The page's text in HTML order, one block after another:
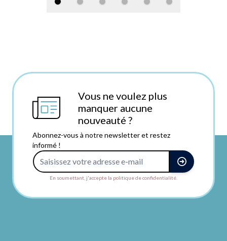
Vous ne voulez plus
manquer aucune
nouveauté ?
Abonnez-vous à notre newsletter et restez
informé !
En soumettant, j'accepte la politique de confidentialité.